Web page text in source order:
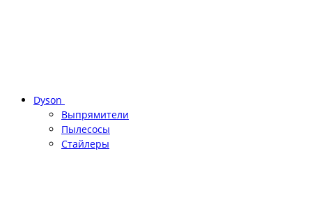
Dyson
Выпрямители
Пылесосы
Стайлеры